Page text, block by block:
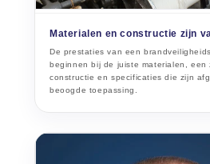
Materialen en constructie zijn
De prestaties van een
beginnen bij de juiste materialen, een
constructie en specificaties die zijn
beoogde toepassing.